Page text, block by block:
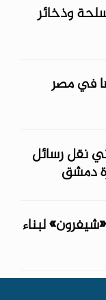
وذخائر
في مصر
نقل رسائل
دمشق
لبناء